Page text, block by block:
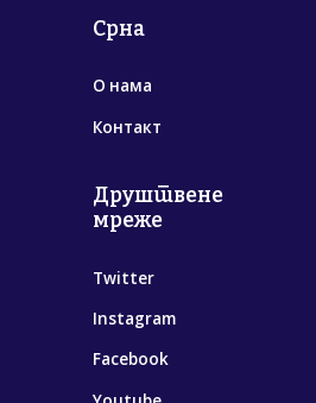
Срна
О нама
Контакт
Друштвене
мреже
Twitter
Instagram
Facebook